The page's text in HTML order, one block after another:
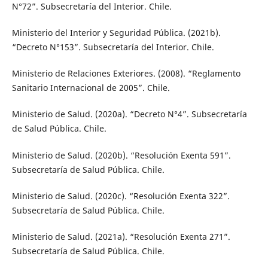
N°72”. Subsecretaría del Interior. Chile.
Ministerio del Interior y Seguridad Pública. (2021b).
“Decreto N°153”. Subsecretaría del Interior. Chile.
Ministerio de Relaciones Exteriores. (2008). “Reglamento
Sanitario Internacional de 2005”. Chile.
Ministerio de Salud. (2020a). “Decreto N°4”. Subsecretaría
de Salud Pública. Chile.
Ministerio de Salud. (2020b). “Resolución Exenta 591”.
Subsecretaría de Salud Pública. Chile.
Ministerio de Salud. (2020c). “Resolución Exenta 322”.
Subsecretaría de Salud Pública. Chile.
Ministerio de Salud. (2021a). “Resolución Exenta 271”.
Subsecretaría de Salud Pública. Chile.